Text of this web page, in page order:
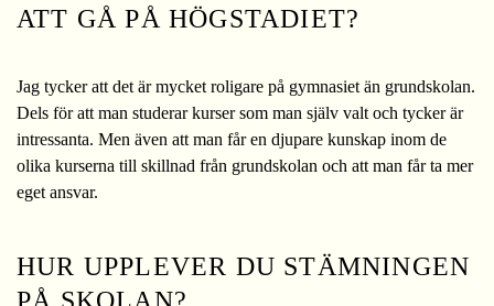
ATT GÅ PÅ HÖGSTADIET?
Jag tycker att det är mycket roligare på gymnasiet än grundskolan.
Dels för att man studerar kurser som man själv valt och tycker är
intressanta. Men även att man får en djupare kunskap inom de
olika kurserna till skillnad från grundskolan och att man får ta mer
eget ansvar.
HUR UPPLEVER DU STÄMNINGEN
PÅ SKOLAN?